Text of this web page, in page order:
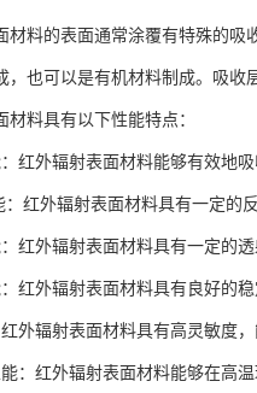
材料的表面通常涂覆有特殊的吸
，也可以是有机材料制成。吸收
材料具有以下性能特点：
红外辐射表面材料能够有效地
：红外辐射表面材料具有一定的
红外辐射表面材料具有一定的
红外辐射表面材料具有良好的
外辐射表面材料具有高灵敏度
：红外辐射表面材料能够在高